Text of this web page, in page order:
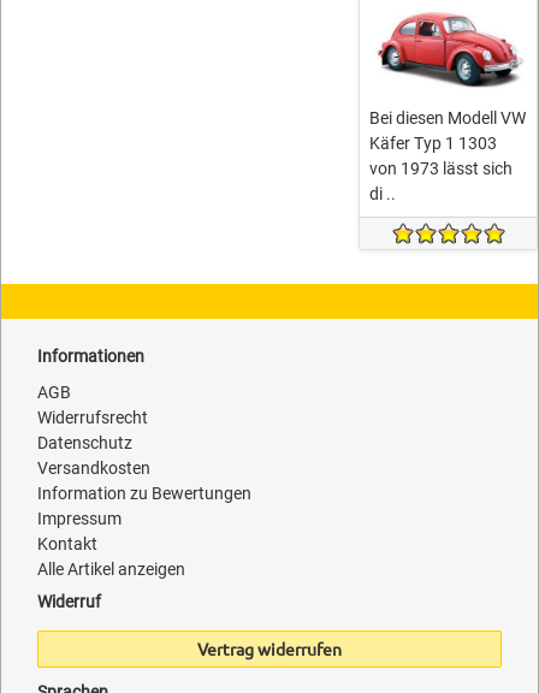
Bei diesen Modell VW
Käfer Typ 1 1303
von 1973 lässt sich
di ..
Informationen
AGB
Widerrufsrecht
Datenschutz
Versandkosten
Information zu Bewertungen
Impressum
Kontakt
Alle Artikel anzeigen
Widerruf
Vertrag widerrufen